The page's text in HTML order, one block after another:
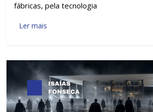
fábricas, pela tecnologia
Ler mais